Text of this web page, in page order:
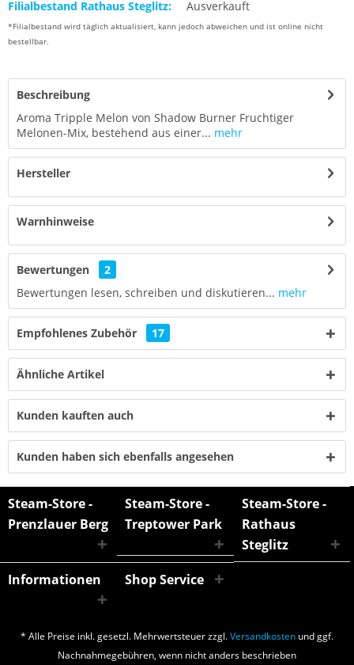
Filialbestand Rathaus Steglitz:
Ausverkauft
*Filialbestand wird täglich aktualisiert, kann jedoch abweichen und ist online nicht
bestellbar.
Beschreibung
Aroma Tripple Melon von Shadow Burner Fruchtiger
Melonen-Mix, bestehend aus einer... mehr
Hersteller
Warnhinweise
Bewertungen
2
Bewertungen lesen, schreiben und diskutieren... mehr
Empfohlenes Zubehör 17
Ähnliche Artikel
Kunden kauften auch
Kunden haben sich ebenfalls angesehen
Steam-Store -
Prenzlauer Berg
Steam-Store -
Treptower Park
Steam-Store -
Rathaus
Steglitz
Informationen
Shop Service
* Alle Preise inkl. gesetzl. Mehrwertsteuer zzgl.Versandkosten und ggf.
Nachnahmegebühren, wenn nicht anders beschrieben